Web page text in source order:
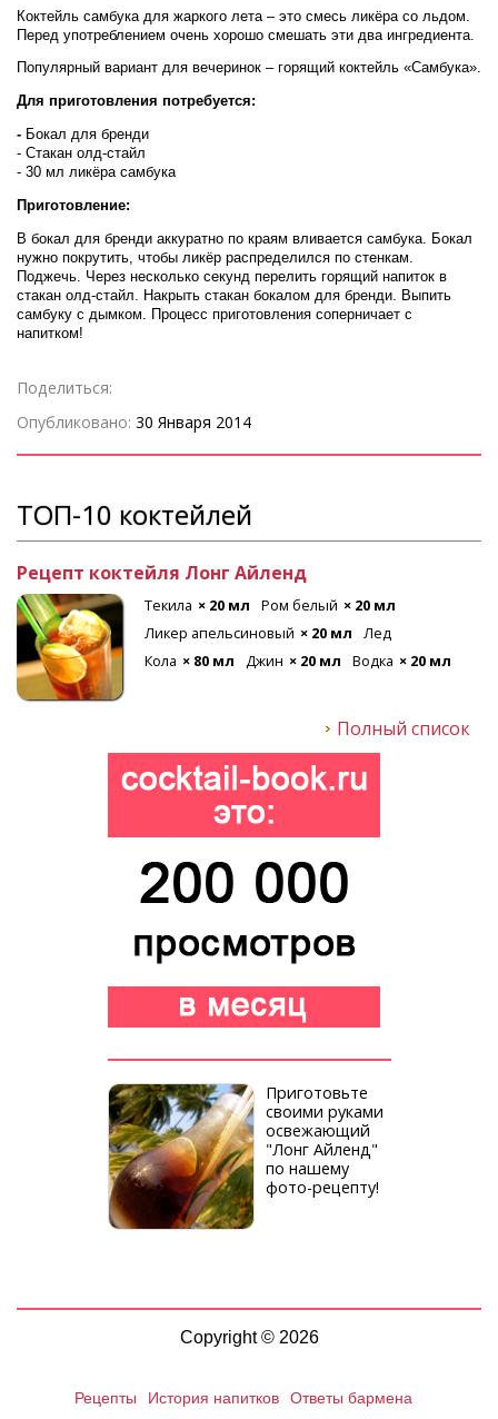
Коктейль самбука для жаркого лета – это смесь ликёра со льдом.
Перед употреблением очень хорошо смешать эти два ингредиента.
Популярный вариант для вечеринок – горящий коктейль «Самбука».
Для приготовления потребуется:
- Бокал для бренди
- Стакан олд-стайл
- 30 мл ликёра самбука
Приготовление:
В бокал для бренди аккуратно по краям вливается самбука. Бокал
нужно покрутить, чтобы ликёр распределился по стенкам.
Поджечь. Через несколько секунд перелить горящий напиток в
стакан олд-стайл. Накрыть стакан бокалом для бренди. Выпить
самбуку с дымком. Процесс приготовления соперничает с
напитком!
Поделиться:
Опубликовано: 30 Января 2014
ТОП-10 коктейлей
Рецепт коктейля Лонг Айленд
Текила × 20 мл Ром белый × 20 мл
Ликер апельсиновый × 20 мл
Лед
Кола × 80 мл Джин × 20 мл Водка × 20 мл
Полный список
Приготовьте
своими руками
освежающий
"Лонг Айленд"
по нашему
фото-рецепту!
Copyright © 2026
Рецепты История напитков Ответы бармена